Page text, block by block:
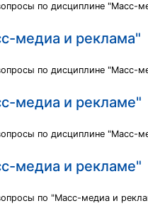
по дисциплине "Масс-
медиа и реклама"
по дисциплине "Масс-
медиа и рекламе"
по дисциплине "Масс-
медиа и рекламе"
по "Масс-медиа и